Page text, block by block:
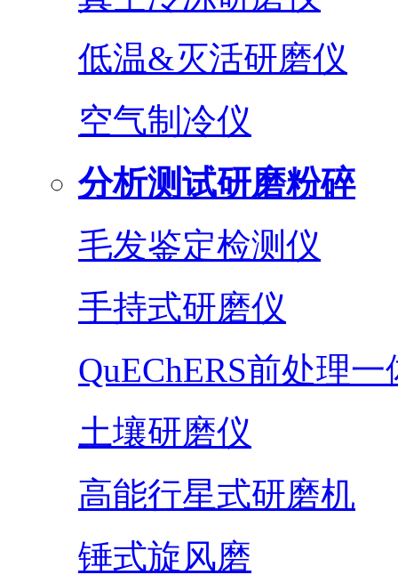
低温&灭活研磨仪
空气制冷仪
分析测试研磨粉碎
毛发鉴定检测仪
手持式研磨仪
QuEChERS前处理一
土壤研磨仪
高能行星式研磨机
锤式旋风磨